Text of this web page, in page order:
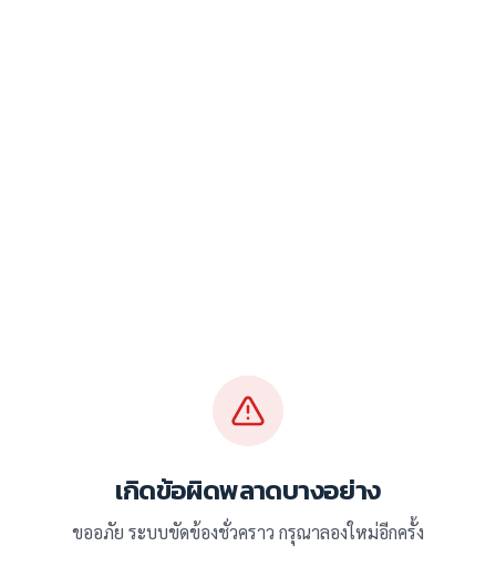
เกิดข้อผิดพลาดบางอย่าง
ขออภัย ระบบขัดข้องชั่วคราว กรุณาลองใหม่อีกครั้ง